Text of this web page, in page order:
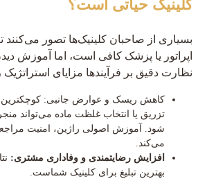
کلینیک حیاتی است؟
بسیاری از صاحبان کلینیک‌ها تصور می‌کنند
اپراتور یا پزشک کافی است، اما آموزش
نظارت دقیق بر فرآیندها مزایای استراتژیک
کاهش ریسک و عوارض جانبی: کوچکترین
تزریق یا انتخاب غلظت ماده می‌تواند منجر
شود. آموزش اصولی راژین، امنیت
می‌کند.
افزایش رضایتمندی و وفاداری مشتری:
بهترین تبلیغ برای کلینیک شماست.